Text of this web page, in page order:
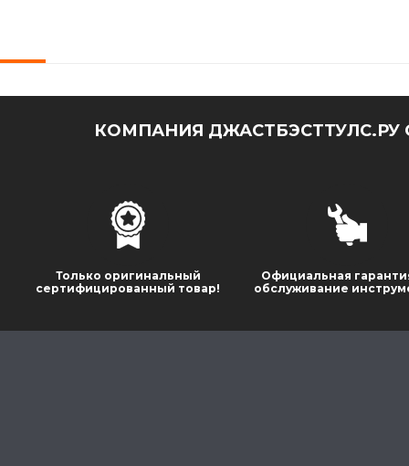
КОМПАНИЯ
Только оригинальный
сертифицированный товар!
Официальная
обслуживание